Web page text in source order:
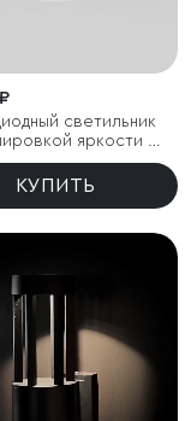
светильник
яркости и
температуры
КУПИТЬ